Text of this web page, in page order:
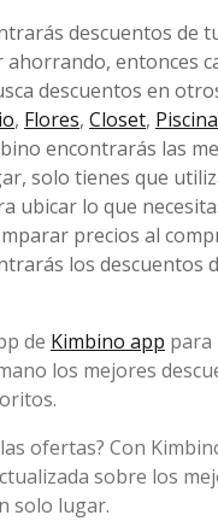
descuentos de
entonces
descuentos en
, Flores, Closet, Piscina
encontrarás las
solo tienes que
ubicar lo que
precios al
los descuentos
de Kimbino app para
los mejores
ofertas? Con
sobre los
solo lugar.